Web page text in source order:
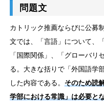
問題文
カトリック推薦ならびに公募
文では、「言語」について、
「国際関係」、「グローバ
る。大きな括りで「外国語学
した内容である。 そのため読
学部における常識」は必要と